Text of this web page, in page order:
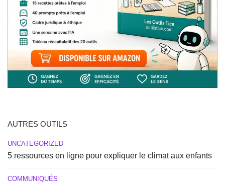
AUTRES OUTILS
UNCATEGORIZED
5 ressources en ligne pour expliquer le climat aux enfants
COMMUNIQUÉS